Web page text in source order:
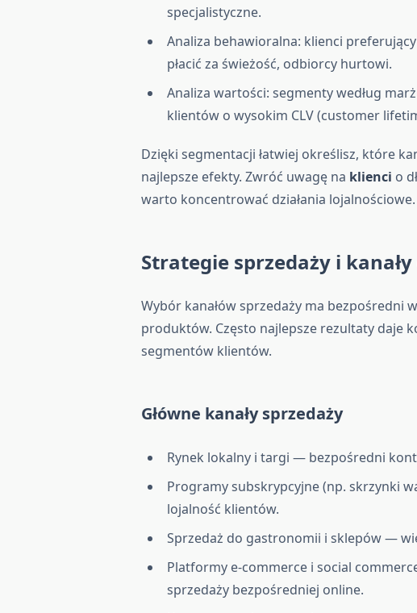
specjalistyczne.
Analiza behawioralna: klienci
płacić za świeżość, odbiorcy hurtowi.
Analiza wartości: segmenty według
klientów o wysokim CLV (customer
Dzięki segmentacji łatwiej określisz, które
najlepsze efekty. Zwróć uwagę na klienci o
warto koncentrować działania lojalnościowe.
Strategie sprzedaży i kanały
Wybór kanałów sprzedaży ma bezpośredni
produktów. Często najlepsze rezultaty daje
segmentów klientów.
Główne kanały sprzedaży
Rynek lokalny i targi — bezpośredni
Programy subskrypcyjne (np. skrzynki
lojalność klientów.
Sprzedaż do gastronomii i sklepów —
Platformy e-commerce i social
sprzedaży bezpośredniej online.